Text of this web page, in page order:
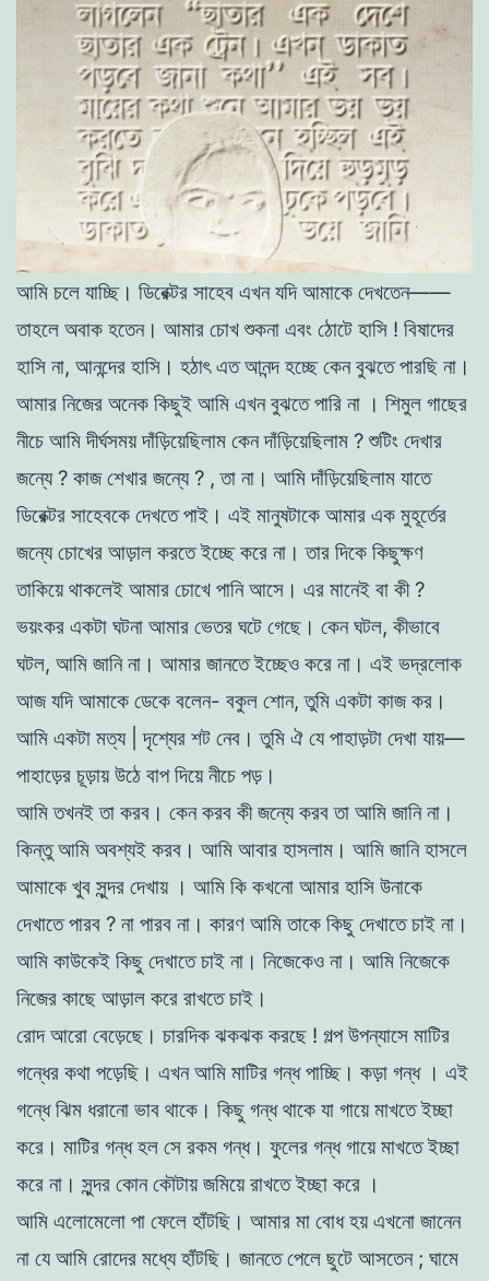
আমি চলে যাচ্ছি। ডিরেক্টর সাহেব এখন যদি আমাকে দেখতেন——
তাহলে অবাক হতেন। আমার চোখ শুকনা এবং ঠোটে হাসি ! বিষাদের
হাসি না, আনন্দের হাসি । হঠাৎএতআনন্দহচ্ছে কেন বুঝতেপারছি না ।
আমার নিজের অনেক কিছুই আমি এখনবুঝতে পারি না । শিমুল গাছের
নীচে আমি দীর্ঘসময় দাঁড়িয়েছিলাম কেনদাঁড়িয়েছিলাম ? শুটিং দেখার
জন্যে? কাজশেখার জন্যে? ,তা না । আমি দাঁড়িয়েছিলাম যাতে
ডিরেক্টর সাহেবকে দেখতে পাই । এই মানুষটাকে আমার এক মুহূর্তের
জন্যেচোখের আড়াল করতেইচ্ছেকরে না ।তার দিকে কিছুক্ষণ
তাকিয়েথাকলেই আমার চোখে পানিআসে । এর মানেই বা কী?
ভয়ংকর একটা ঘটনা আমার ভেতর ঘটে গেছে । কেন ঘটল, কীভাবে
ঘটল, আমি জানি না । আমার জানতেইচ্ছেও করে না । এই ভদ্রলােক
আজযদিআমাকে ডেকে বলেন- বকুল শােন,তুমি একটা কাজ কর ।
আমি একটা মত্য |দৃশ্যের শট নেব। তুমি ঐ যেপাহাড়টা দেখা যায়—
পাহাড়ের চূড়ায় উঠে বাপদিয়ে নীচে পড়।
আমিতখনইতা করব। কেনকরব কী জন্যে করব তা আমি জানি না ।
কিন্তু আমি অবশ্যই করব। আমি আবার হাসলাম । আমি জানি হাসলে
আমাকে খুব সুন্দর দেখায় । আমি কি কখনাে আমার হাসি উনাকে
দেখাতে পারব ? না পারব না । কারণ আমিতাকে কিছু দেখাতেচাই না ।
আমি কাউকেই কিছু দেখাতেচাই না। নিজেকেও না । আমি নিজেকে
নিজের কাছে আড়াল করে রাখতেচাই।
রােদআরাে বেড়েছে । চারদিক ঝকঝক করছে ! গল্পউপন্যাসে মাটির
গন্ধের কথা পড়েছি । এখনআমি মাটির গন্ধ পাচ্ছি। কড়া গন্ধ । এই
গন্ধেঝিম ধরানাে ভাব থাকে । কিছু গন্ধ থাকে যা গায়ে মাখতেইচ্ছা
করে। মাটির গন্ধহল সে রকম গন্ধ। ফুলের গন্ধ গায়েমাখতে ইচ্ছা
করে না । সুন্দর কোনকৌটায়জমিয়েরাখতেইচ্ছা করে ।
আমি এলােমেলাে পা ফেলে হাঁটছি। আমার মা বােধ হয় এখনাে জানেন
না যেআমি রােদের মধ্যেহাঁটছি । জানতেপেলে ছুটে আসতেন ; ঘামে